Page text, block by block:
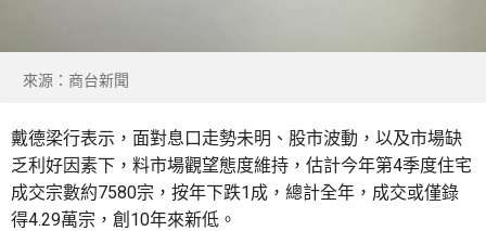
來源：商台新聞
戴德梁行表示，面對息口走勢未明、股市波動，以及市場缺
乏利好因素下，料市場觀望態度維持，估計今年第4季度住宅
成交宗數約7580宗，按年下跌1成，總計全年，成交或僅錄
得4.29萬宗，創10年來新低。